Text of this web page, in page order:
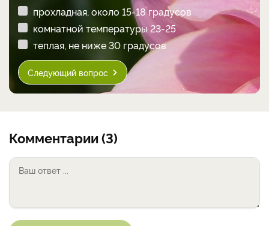
прохладная, около 15-18 градусов
комнатной температуры 23-25
теплая, не ниже 30 градусов
Следующий вопрос
Комментарии (3)